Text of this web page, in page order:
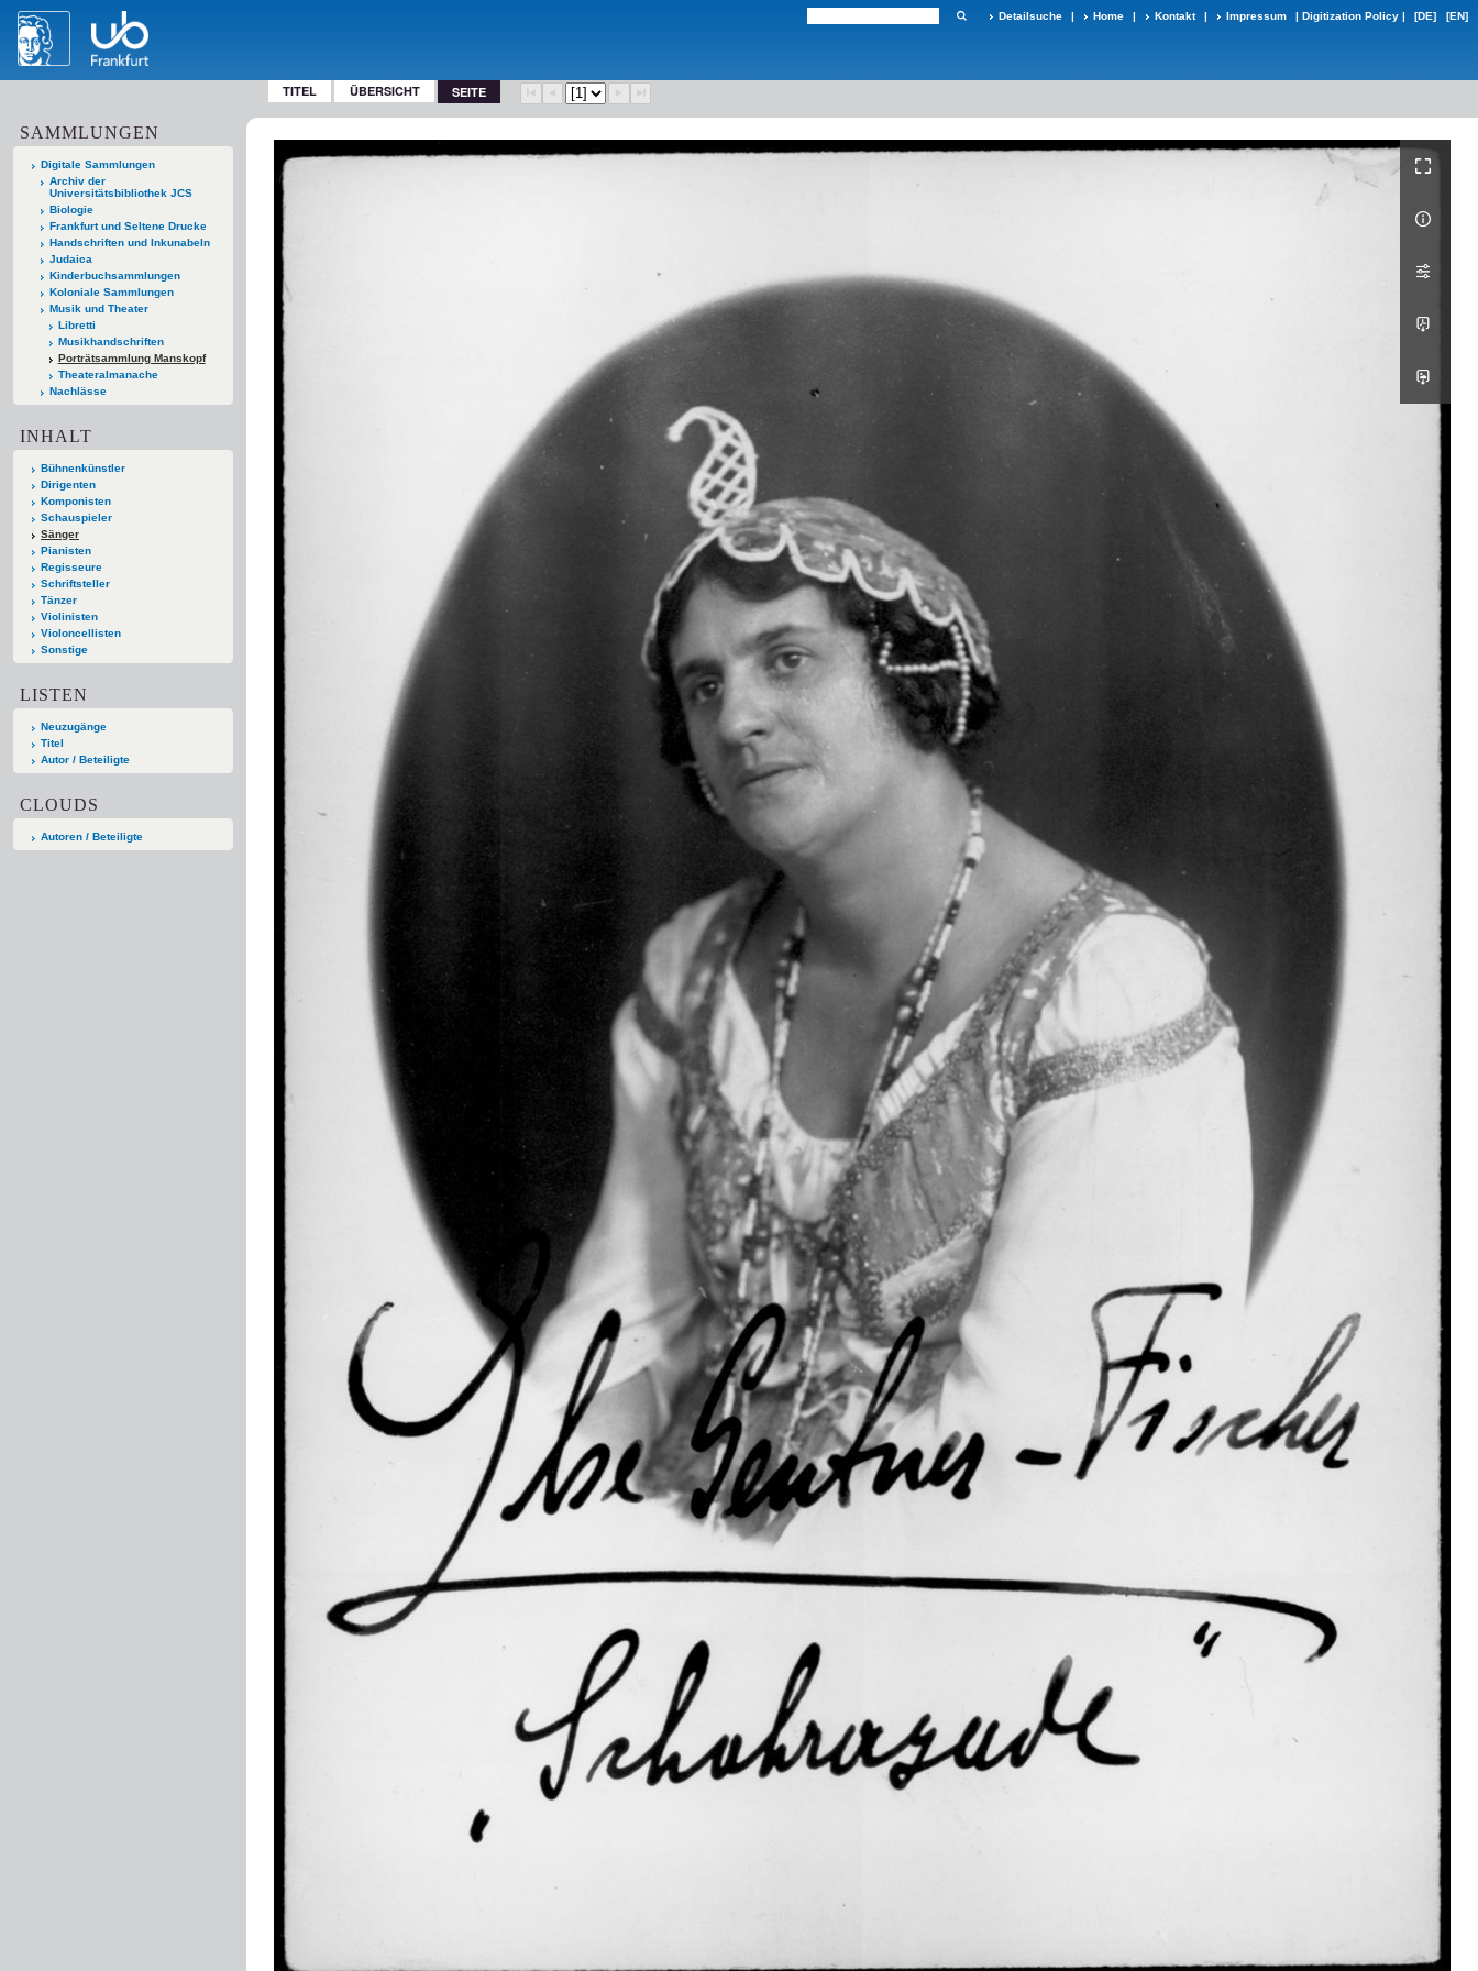
Detailsuche | Home | Kontakt | Impressum | Digitization Policy | [DE] [EN]
TITEL ÜBERSICHT SEITE
SAMMLUNGEN
Digitale Sammlungen
Archiv der
Universitätsbibliothek JCS
Biologie
Frankfurt und Seltene Drucke
Handschriften und Inkunabeln
Judaica
Kinderbuchsammlungen
Koloniale Sammlungen
Musik und Theater
Libretti
Musikhandschriften
Porträtsammlung Manskopf
Theateralmanache
Nachlässe
INHALT
Bühnenkünstler
Dirigenten
Komponisten
Schauspieler
Sänger
Pianisten
Regisseure
Schriftsteller
Tänzer
Violinisten
Violoncellisten
Sonstige
LISTEN
Neuzugänge
Titel
Autor / Beteiligte
CLOUDS
Autoren / Beteiligte